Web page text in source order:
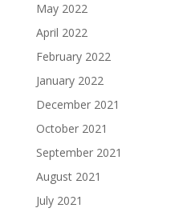
May 2022
April 2022
February 2022
January 2022
December 2021
October 2021
September 2021
August 2021
July 2021